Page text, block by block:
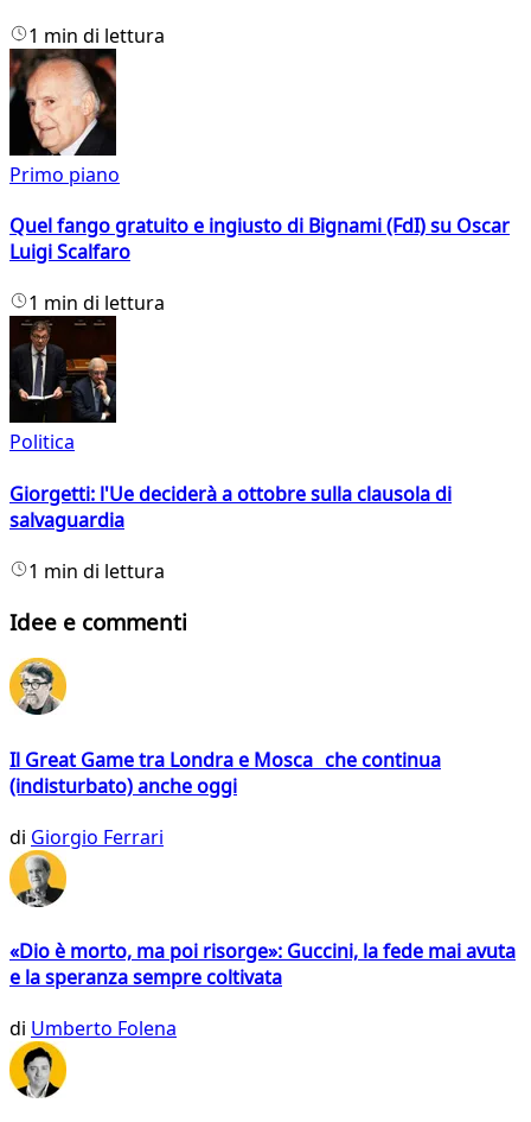
1 min di lettura
Primo piano
Quel fango gratuito e ingiusto di Bignami (FdI) su Oscar
Luigi Scalfaro
1 min di lettura
Politica
Giorgetti: l'Ue deciderà a ottobre sulla clausola di
salvaguardia
1 min di lettura
Idee e commenti
Il Great Game tra Londra e Mosca che continua
(indisturbato) anche oggi
di Giorgio Ferrari
«Dio è morto, ma poi risorge»: Guccini, la fede mai avuta
e la speranza sempre coltivata
di Umberto Folena